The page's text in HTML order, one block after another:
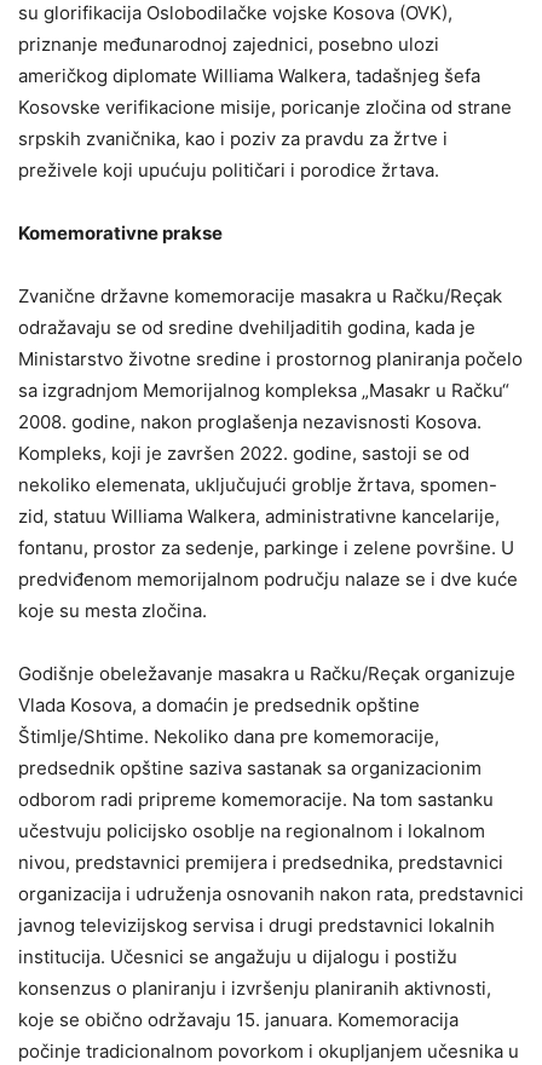
su glorifikacija Oslobodilačke vojske Kosova (OVK),
priznanje međunarodnoj zajednici, posebno ulozi
američkog diplomate Williama Walkera, tadašnjeg šefa
Kosovske verifikacione misije, poricanje zločina od strane
srpskih zvaničnika, kao i poziv za pravdu za žrtve i
preživele koji upućuju političari i porodice žrtava.
Komemorativne prakse
Zvanične državne komemoracije masakra u Račku/Reçak
odražavaju se od sredine dvehiljaditih godina, kada je
Ministarstvo životne sredine i prostornog planiranja počelo
sa izgradnjom Memorijalnog kompleksa „Masakr u Račku“
2008. godine, nakon proglašenja nezavisnosti Kosova.
Kompleks, koji je završen 2022. godine, sastoji se od
nekoliko elemenata, uključujući groblje žrtava, spomen-
zid, statuu Williama Walkera, administrativne kancelarije,
fontanu, prostor za sedenje, parkinge i zelene površine. U
predviđenom memorijalnom području nalaze se i dve kuće
koje su mesta zločina.
Godišnje obeležavanje masakra u Račku/Reçak organizuje
Vlada Kosova, a domaćin je predsednik opštine
Štimlje/Shtime. Nekoliko dana pre komemoracije,
predsednik opštine saziva sastanak sa organizacionim
odborom radi pripreme komemoracije. Na tom sastanku
učestvuju policijsko osoblje na regionalnom i lokalnom
nivou, predstavnici premijera i predsednika, predstavnici
organizacija i udruženja osnovanih nakon rata, predstavnici
javnog televizijskog servisa i drugi predstavnici lokalnih
institucija. Učesnici se angažuju u dijalogu i postižu
konsenzus o planiranju i izvršenju planiranih aktivnosti,
koje se obično održavaju 15. januara. Komemoracija
počinje tradicionalnom povorkom i okupljanjem učesnika u